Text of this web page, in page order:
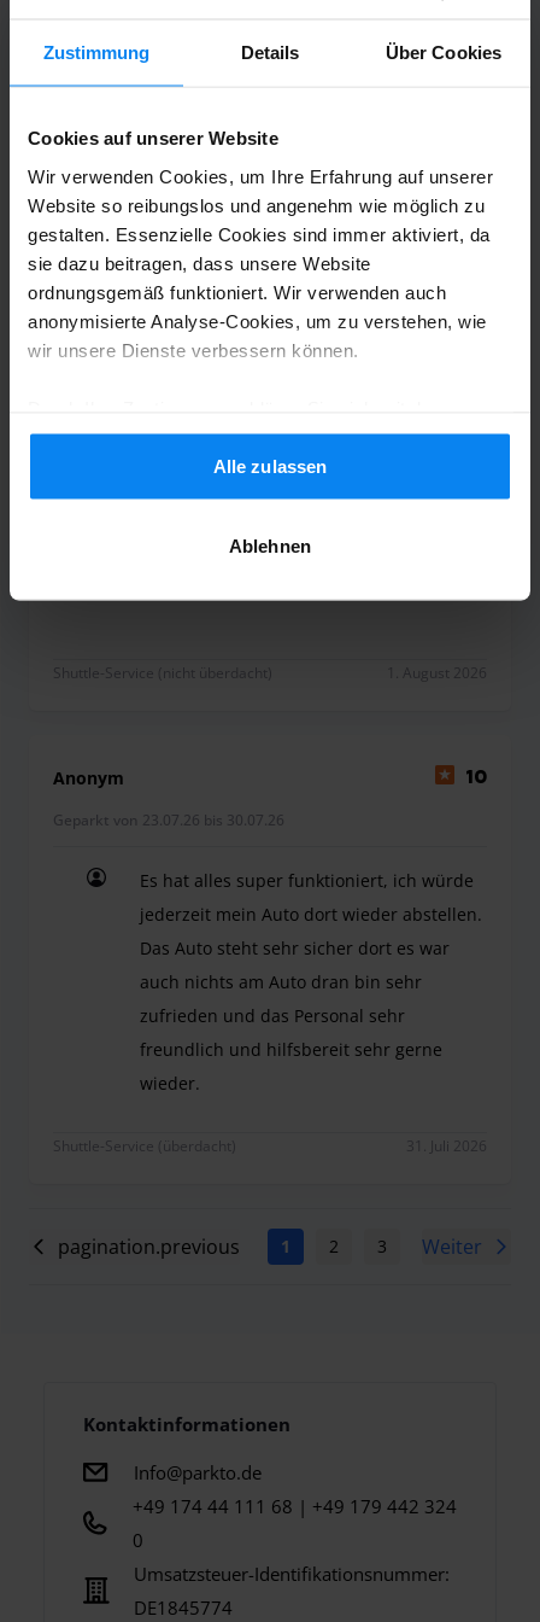
Zustimmung Details Über Cookies
Cookies auf unserer Website
Wir verwenden Cookies, um Ihre Erfahrung auf unserer
Website so reibungslos und angenehm wie möglich zu
gestalten. Essenzielle Cookies sind immer aktiviert, da
sie dazu beitragen, dass unsere Website
ordnungsgemäß funktioniert. Wir verwenden auch
anonymisierte Analyse-Cookies, um zu verstehen, wie
wir unsere Dienste verbessern können.
Verwendung von Cookies gemäß den Regeln in Ihrem
Land einverstanden, können Ihre Einstellungen jedoch
jederzeit anpassen. Alle Einzelheiten finden Sie in
Alle zulassen
Ablehnen
Top.
Top.
Shuttle-Service (überdacht) 2. August 2026
Es hat alles reibungslos funktioniert.
Shuttle-Service (nicht überdacht) 1. August 2026
Anonym 10
Geparkt von 23.07.26 bis 30.07.26
Es hat alles super funktioniert, ich würde
jederzeit mein Auto dort wieder abstellen.
Das Auto steht sehr sicher dort es war
auch nichts am Auto dran bin sehr
zufrieden und das Personal sehr
freundlich und hilfsbereit sehr gerne
wieder.
Shuttle-Service (überdacht) 31. Juli 2026
pagination.previous 1 2 3 4 5
Weiter
Kontaktinformationen
Info@parkto.de
+49 174 44 111 68 | +49 179 442 324
0
Umsatzsteuer-Identifikationsnummer:
DE1845774